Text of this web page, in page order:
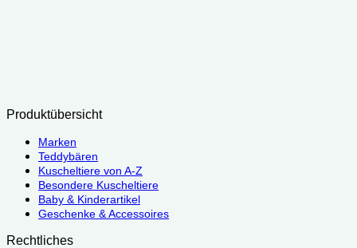
Produktübersicht
Marken
Teddybären
Kuscheltiere von A-Z
Besondere Kuscheltiere
Baby & Kinderartikel
Geschenke & Accessoires
Rechtliches